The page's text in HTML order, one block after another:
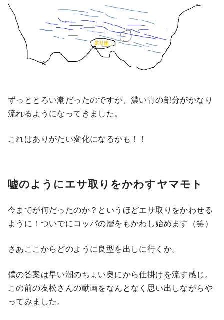
ずっととろい潮だったのですが、濃い青の部分がかなり
流れるようになってきました。
これはありがたい変化になるかも！！
嘘のようにエサ取りをかわすヤマモト
今までが何だったのか？というほどエサ取りをかわせる
ように！ついでにコッパの層をもかわし始めます（笑）
さあここからどのように良型を出しに行くか。
僕の答案は早い潮のちょい奥にから仕掛けを流す感じ。
この前の友松さんの動画をなんとなく思い出しながらや
ってみました。